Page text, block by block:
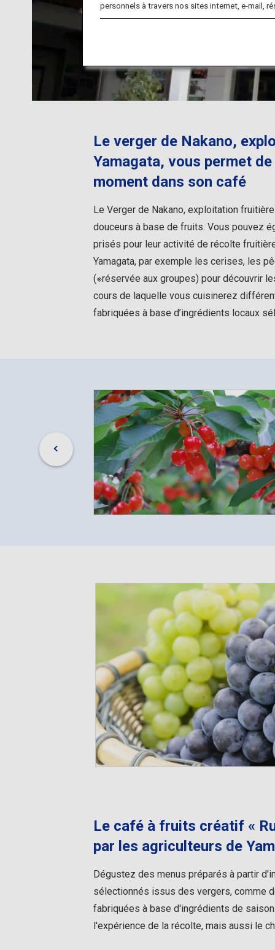
Le verger de Nakano,
Yamagata, vous permet
moment dans son café
Le Verger de Nakano, exploitation
douceurs à base de fruits. Vous pouvez
prisés pour leur activité de récolte
Yamagata, par exemple les cerises, les
(※réservée aux groupes) pour découvrir
cours de laquelle vous cuisinerez
fabriquées à base d’ingrédients locaux
Le café à fruits créatif «
par les agriculteurs de
Dégustez des menus préparés à partir
sélectionnés issus des vergers, comme
fabriquées à base d'ingrédients de
l'expérience de la récolte, mais aussi le
personnels à travers nos sites internet, e-mail,